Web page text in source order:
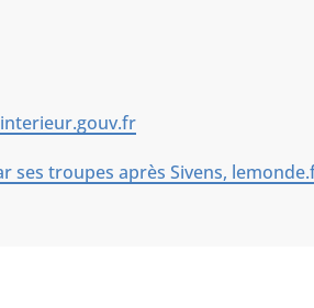
interieur.gouv.fr
ses troupes après Sivens,